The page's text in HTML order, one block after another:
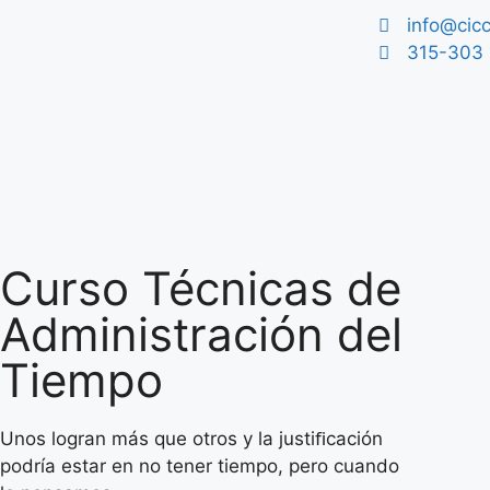
315-303
Curso Técnicas de
Administración del
Tiempo​
Unos logran más que otros y la justiﬁcación
podría estar en no tener tiempo, pero cuando